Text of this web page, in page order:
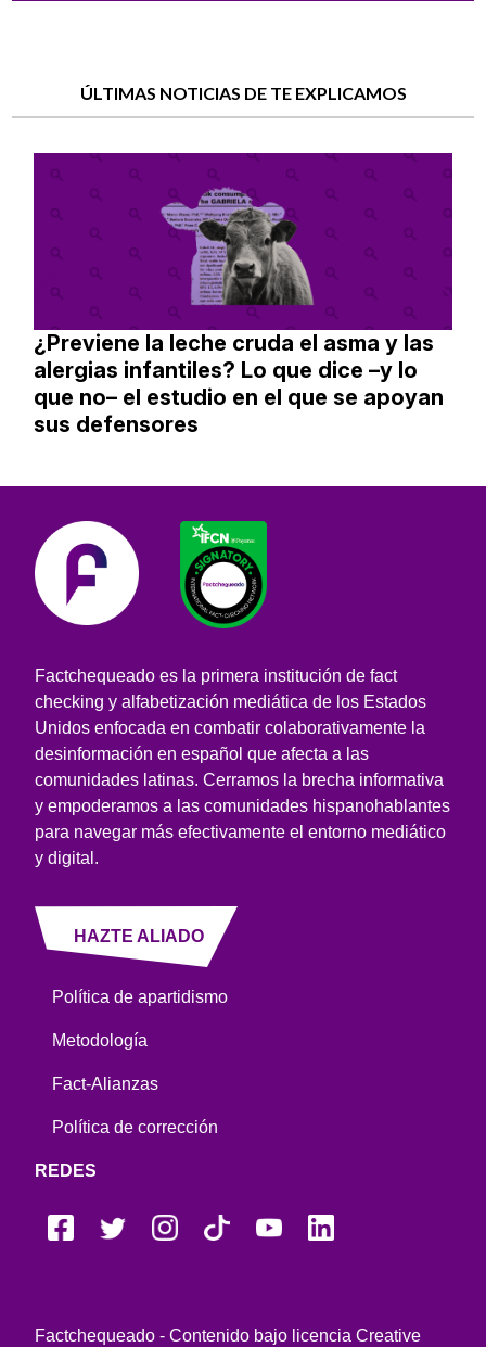
ÚLTIMAS NOTICIAS DE TE EXPLICAMOS
¿Previene la leche cruda el asma y las
alergias infantiles? Lo que dice –y lo
que no– el estudio en el que se apoyan
sus defensores
Factchequeado es la primera institución de fact
checking y alfabetización mediática de los Estados
Unidos enfocada en combatir colaborativamente la
desinformación en español que afecta a las
comunidades latinas. Cerramos la brecha informativa
y empoderamos a las comunidades hispanohablantes
para navegar más efectivamente el entorno mediático
y digital.
HAZTE ALIADO
Política de apartidismo
Metodología
Fact-Alianzas
Política de corrección
REDES
Factchequeado - Contenido bajo licencia Creative